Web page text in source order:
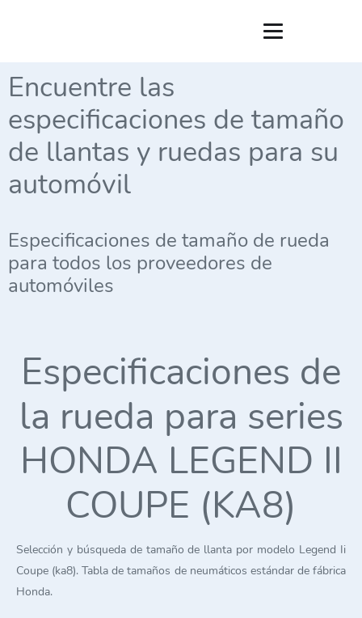
Encuentre las
especificaciones de tamaño
de llantas y ruedas para su
automóvil
Especificaciones de tamaño de rueda
para todos los proveedores de
automóviles
Especificaciones de
la rueda para series
HONDA LEGEND II
COUPE (KA8)
Selección y búsqueda de tamaño de llanta por modelo Legend Ii
Coupe (ka8). Tabla de tamaños de neumáticos estándar de fábrica
Honda.